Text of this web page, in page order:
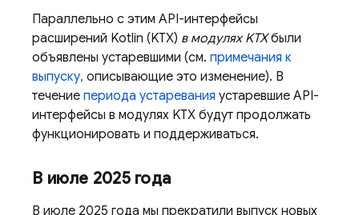
Параллельно с этим API-интерфейсы
расширений Kotlin (KTX) в модулях KTXбыли
объявлены устаревшими (см. примечания к
выпуску, описывающие это изменение). В
течение периода устаревания устаревшие API-
интерфейсы в модулях KTX будут продолжать
функционировать и поддерживаться.
В июле 2025 года
В июле 2025 года мы прекратили выпуск новых